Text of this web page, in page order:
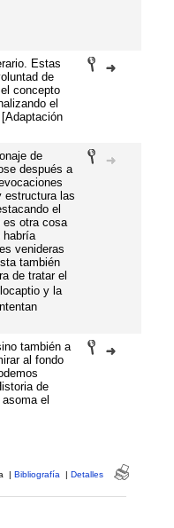
Estas
de
concepto
el
de
después a
estructura las
el
es otra cosa
habría
venideras
también
de tratar el
y la
también a
al fondo
de
el
| Bibliografía | Detalles